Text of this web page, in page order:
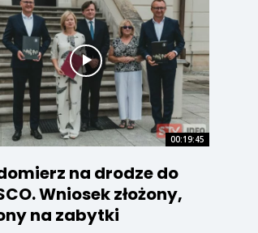
00:19:45
na drodze do
Wniosek złożony,
na zabytki